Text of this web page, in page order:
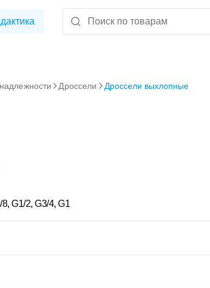
Дроссели Дроссели выхлопные
G1/2, G3/4, G1